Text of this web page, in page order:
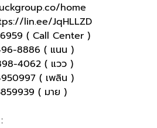
home
lin.ee/JqHLLZD
( Call Center )
8886 ( แนน )
4062 ( แวว )
( เพลิน )
( มาย )